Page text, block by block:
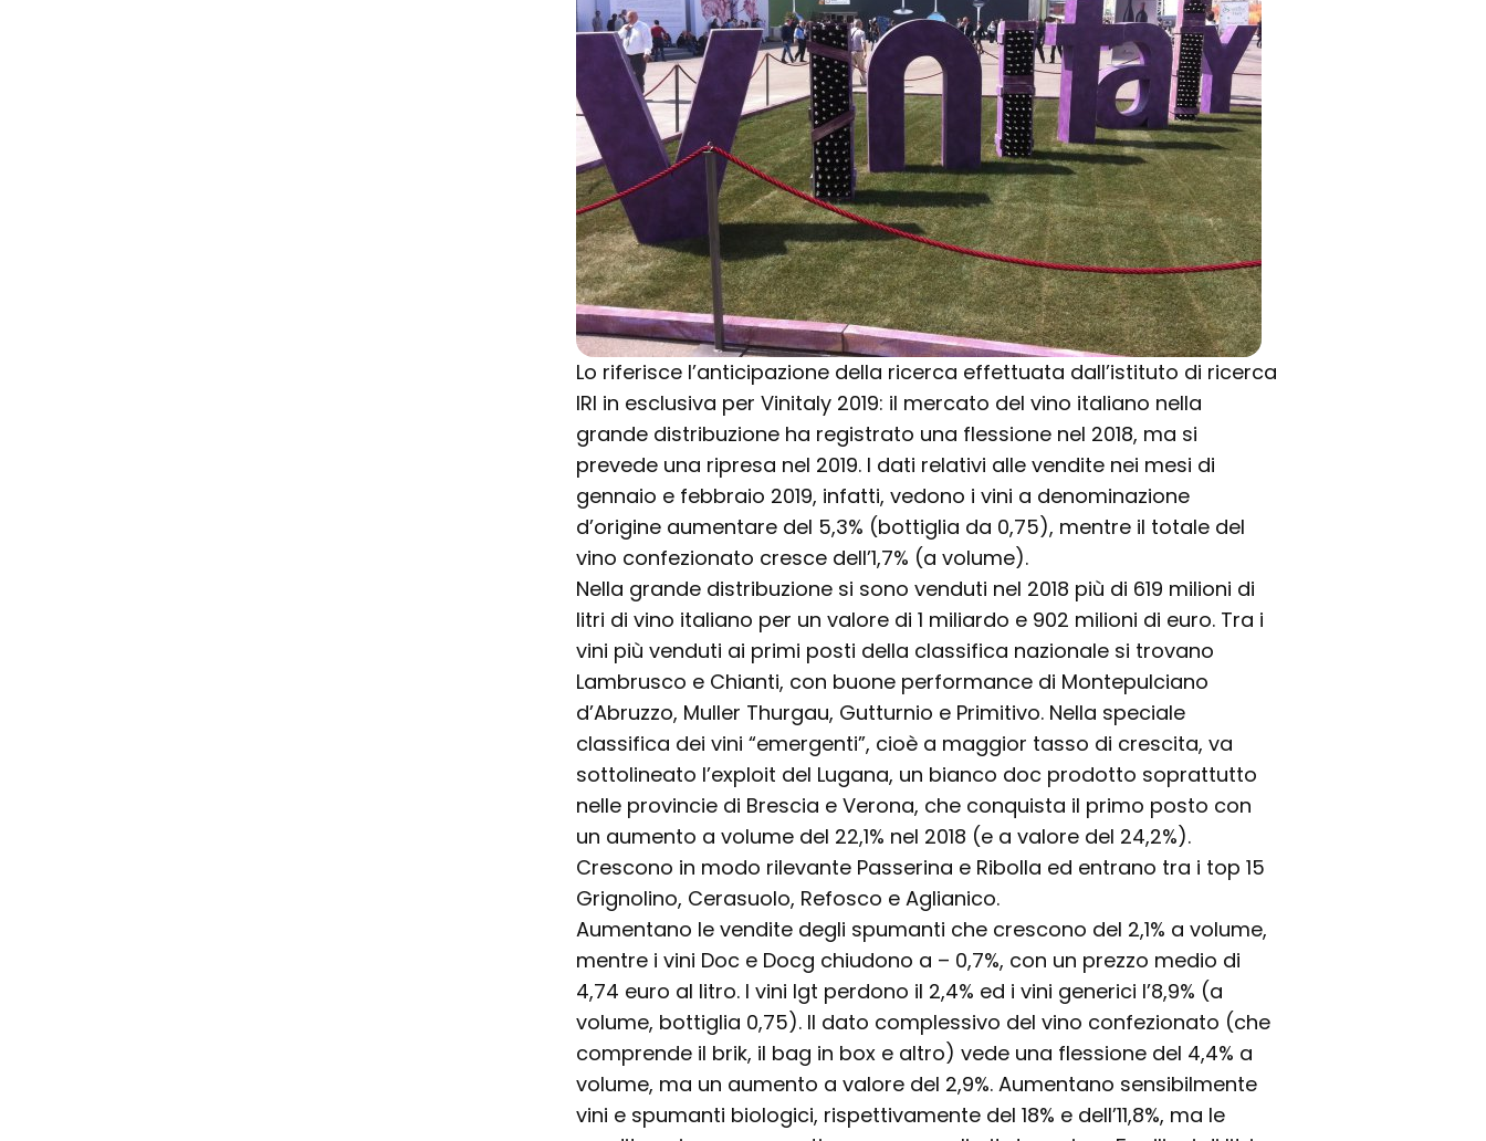
Lo riferisce l’anticipazione della ricerca effettuata dall’istituto di ricerca
IRI in esclusiva per Vinitaly 2019: il mercato del vino italiano nella
grande distribuzione ha registrato una flessione nel 2018, ma si
prevede una ripresa nel 2019. I dati relativi alle vendite nei mesi di
gennaio e febbraio 2019, infatti, vedono i vini a denominazione
d’origine aumentare del 5,3% (bottiglia da 0,75), mentre il totale del
vino confezionato cresce dell’1,7% (a volume).
Nella grande distribuzione si sono venduti nel 2018 più di 619 milioni di
litri di vino italiano per un valore di 1 miliardo e 902 milioni di euro. Tra i
vini più venduti ai primi posti della classifica nazionale si trovano
Lambrusco e Chianti, con buone performance di Montepulciano
d’Abruzzo, Muller Thurgau, Gutturnio e Primitivo. Nella speciale
classifica dei vini “emergenti”, cioè a maggior tasso di crescita, va
sottolineato l’exploit del Lugana, un bianco doc prodotto soprattutto
nelle provincie di Brescia e Verona, che conquista il primo posto con
un aumento a volume del 22,1% nel 2018 (e a valore del 24,2%).
Crescono in modo rilevante Passerina e Ribolla ed entrano tra i top 15
Grignolino, Cerasuolo, Refosco e Aglianico.
Aumentano le vendite degli spumanti che crescono del 2,1% a volume,
mentre i vini Doc e Docg chiudono a – 0,7%, con un prezzo medio di
4,74 euro al litro. I vini Igt perdono il 2,4% ed i vini generici l’8,9% (a
volume, bottiglia 0,75). Il dato complessivo del vino confezionato (che
comprende il brik, il bag in box e altro) vede una flessione del 4,4% a
volume, ma un aumento a valore del 2,9%. Aumentano sensibilmente
vini e spumanti biologici, rispettivamente del 18% e dell’11,8%, ma le